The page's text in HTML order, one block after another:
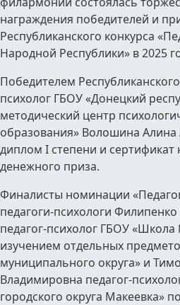
награждения победителей и
Республиканского конкурса
Народной Республики» в 2025
Победителем
психолог ГБОУ «Донецкий
методический центр
образования» Волошина Алина
диплом I степени и сертификат
денежного приза.
Финалисты номинации
педагоги-психологи
педагог-психолог ГБОУ
изучением отдельных
муниципального округа» и
Владимировна педагог-
городского округа Макеевка»